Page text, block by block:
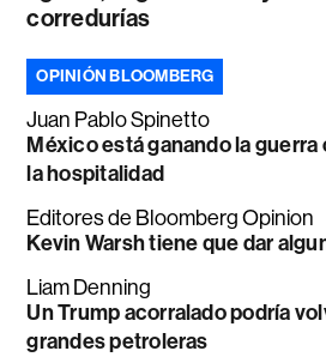
corredurías
OPINIÓN BLOOMBERG
Juan Pablo Spinetto
México está ganando la
la hospitalidad
Editores de Bloomberg Opinion
Kevin Warsh tiene que dar
Liam Denning
Un Trump acorralado podría
grandes petroleras